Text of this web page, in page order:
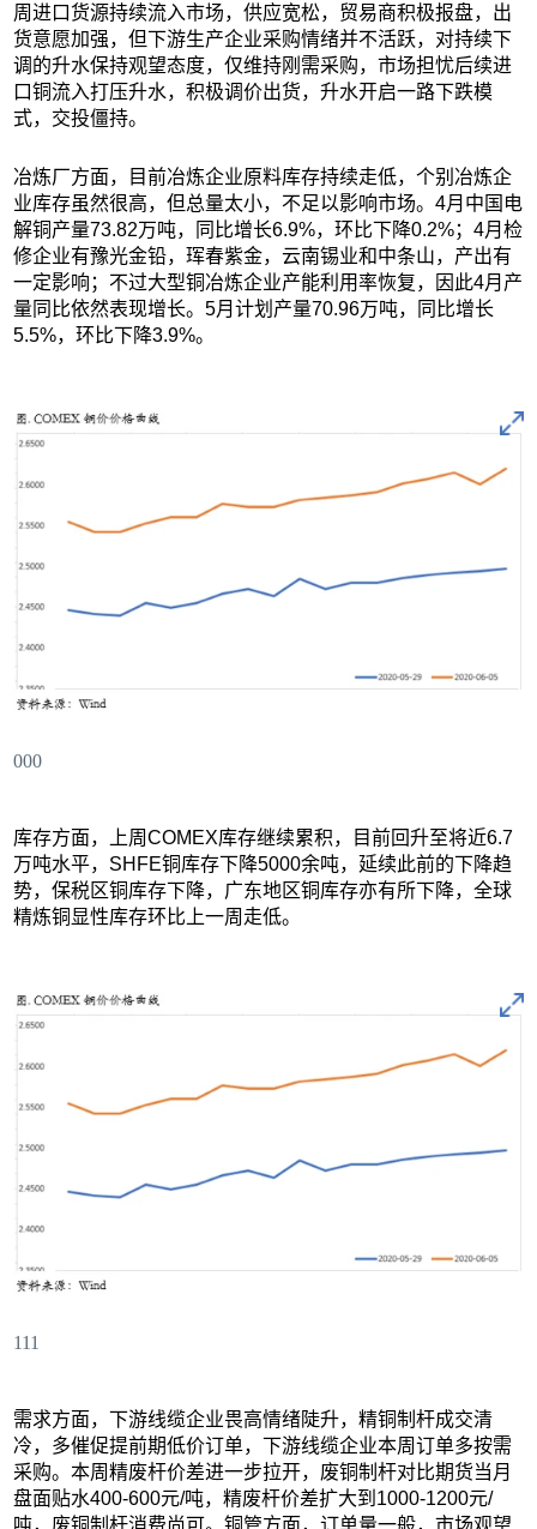
周进口货源持续流入市场，供应宽松，贸易商积极报盘，出
货意愿加强，但下游生产企业采购情绪并不活跃，对持续下
调的升水保持观望态度，仅维持刚需采购，市场担忧后续进
口铜流入打压升水，积极调价出货，升水开启一路下跌模
式，交投僵持。
冶炼厂方面，目前冶炼企业原料库存持续走低，个别冶炼企
业库存虽然很高，但总量太小，不足以影响市场。4月中国电
解铜产量73.82万吨，同比增长6.9%，环比下降0.2%；4月检
修企业有豫光金铅，珲春紫金，云南锡业和中条山，产出有
一定影响；不过大型铜冶炼企业产能利用率恢复，因此4月产
量同比依然表现增长。5月计划产量70.96万吨，同比增长
5.5%，环比下降3.9%。
000
库存方面，上周COMEX库存继续累积，目前回升至将近6.7
万吨水平，SHFE铜库存下降5000余吨，延续此前的下降趋
势，保税区铜库存下降，广东地区铜库存亦有所下降，全球
精炼铜显性库存环比上一周走低。
111
需求方面，下游线缆企业畏高情绪陡升，精铜制杆成交清
冷，多催促提前期低价订单，下游线缆企业本周订单多按需
采购。本周精废杆价差进一步拉开，废铜制杆对比期货当月
盘面贴水400-600元/吨，精废杆价差扩大到1000-1200元/